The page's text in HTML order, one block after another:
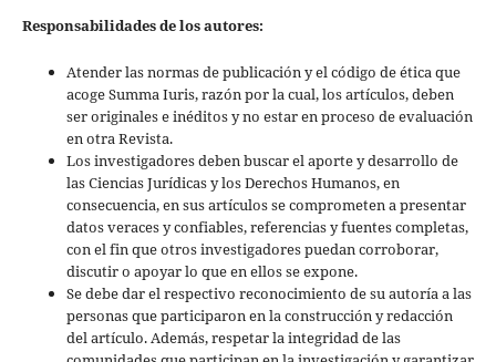
Responsabilidades de los autores:
Atender las normas de publicación y el código de ética que
acoge Summa Iuris, razón por la cual, los artículos, deben
ser originales e inéditos y no estar en proceso de evaluación
en otra Revista.
Los investigadores deben buscar el aporte y desarrollo de
las Ciencias Jurídicas y los Derechos Humanos, en
consecuencia, en sus artículos se comprometen a presentar
datos veraces y confiables, referencias y fuentes completas,
con el fin que otros investigadores puedan corroborar,
discutir o apoyar lo que en ellos se expone.
Se debe dar el respectivo reconocimiento de su autoría a las
personas que participaron en la construcción y redacción
del artículo. Además, respetar la integridad de las